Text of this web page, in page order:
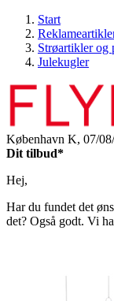
Start
Strøartikler og
Julekugler
København K, 07/
Dit tilbud*
Hej,
Har du fundet det
det? Også godt. Vi